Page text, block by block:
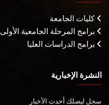
كليات الجامعة
برامج المرحلة الجامعية الأولى
برامج الدراسات العليا
النشرة الإخبارية
سجل ليصلك أحدث الأخبار